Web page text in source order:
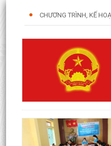
CHƯƠNG TRÌNH, KẾ